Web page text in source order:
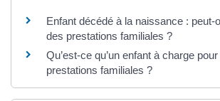
Enfant décédé à la naissance : peut-
des prestations familiales ?
Qu’est-ce qu’un enfant à charge
prestations familiales ?